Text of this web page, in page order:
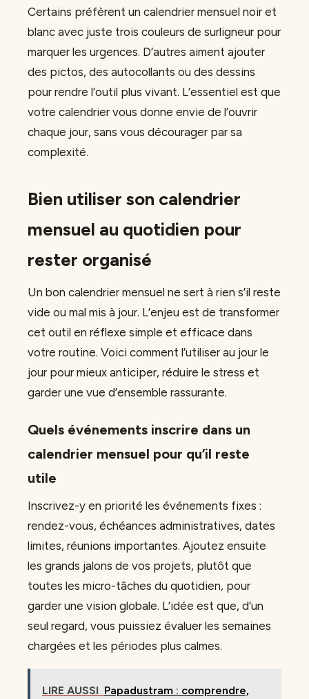
Certains préfèrent un calendrier mensuel noir et
blanc avec juste trois couleurs de surligneur pour
marquer les urgences. D’autres aiment ajouter
des pictos, des autocollants ou des dessins
pour rendre l’outil plus vivant. L’essentiel est que
votre calendrier vous donne envie de l’ouvrir
chaque jour, sans vous décourager par sa
complexité.
Bien utiliser son calendrier
mensuel au quotidien pour
rester organisé
Un bon calendrier mensuel ne sert à rien s’il reste
vide ou mal mis à jour. L’enjeu est de transformer
cet outil en réflexe simple et efficace dans
votre routine. Voici comment l’utiliser au jour le
jour pour mieux anticiper, réduire le stress et
garder une vue d’ensemble rassurante.
Quels événements inscrire dans un
calendrier mensuel pour qu’il reste
utile
Inscrivez-y en priorité les événements fixes :
rendez-vous, échéances administratives, dates
limites, réunions importantes. Ajoutez ensuite
les grands jalons de vos projets, plutôt que
toutes les micro-tâches du quotidien, pour
garder une vision globale. L’idée est que, d’un
seul regard, vous puissiez évaluer les semaines
chargées et les périodes plus calmes.
LIRE AUSSI Papadustram : comprendre,